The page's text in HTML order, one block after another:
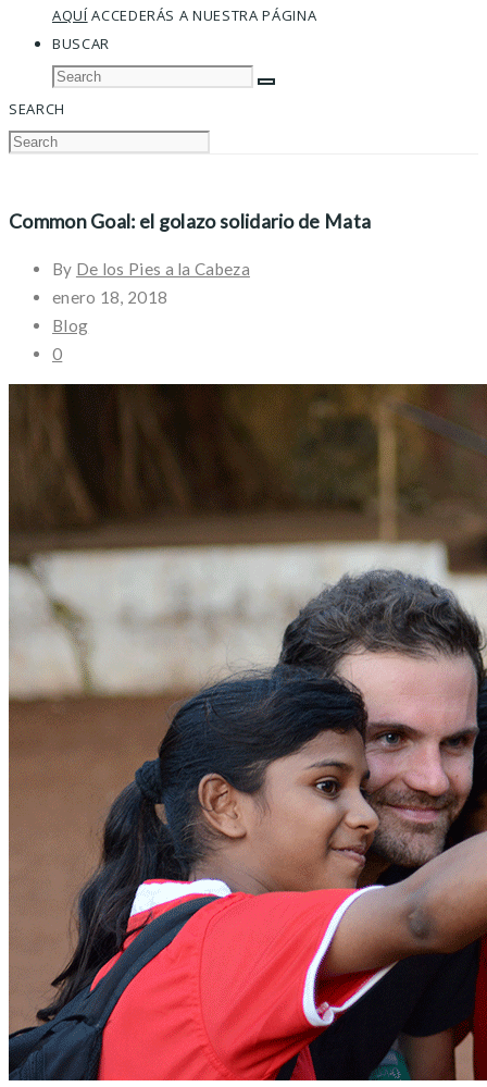
AQUÍACCEDERÁS A NUESTRA PÁGINA
BUSCAR
SEARCH
Common Goal: el golazo solidario de Mata
By De los Pies a la Cabeza
enero 18, 2018
Blog
0